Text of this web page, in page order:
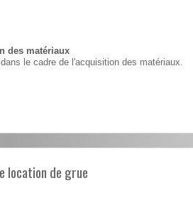
des matériaux
le cadre de l'acquisition des matériaux.
location de grue